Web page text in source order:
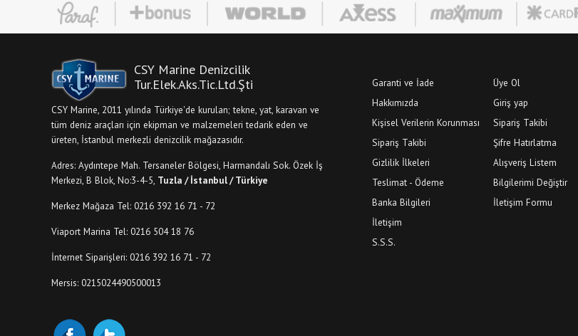
CSY Marine Denizcilik
Tur.Elek.Aks.Tic.Ltd.Şti
CSY Marine, 2011 yılında Türkiye'de kurulan; tekne, yat, karavan ve
tüm deniz araçları için ekipman ve malzemeleri tedarik eden ve
üreten, İstanbul merkezli denizcilik mağazasıdır.
Adres: Aydıntepe Mah. Tersaneler Bölgesi, Harmandalı Sok. Özek İş
Merkezi, B Blok, No:3-4-5, Tuzla / İstanbul / Türkiye
Merkez Mağaza Tel: 0216 392 16 71 - 72
Viaport Marina Tel: 0216 504 18 76
İnternet Siparişleri: 0216 392 16 71 - 72
Mersis: 0215024490500013
Garanti ve İade
Hakkımızda
Kişisel Verilerin Korunması
Sipariş Takibi
Gizlilik İlkeleri
Teslimat - Ödeme
Banka Bilgileri
İletişim
S.S.S.
Üye Ol
Giriş yap
Sipariş Takibi
Şifre Hatırlatma
Alışveriş Listem
Bilgilerimi Değiştir
İletişim Formu